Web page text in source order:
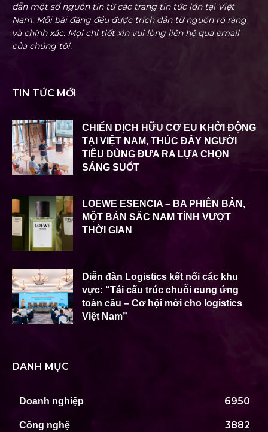
dẫn một số nguồn tin từ các trang tin tức lớn tại Việt
Nam. Mỗi bài đăng đều được trích dẫn từ nguồn rõ ràng
và chính xác. Mọi chi tiết xin vui lòng liên hệ qua email
của chúng tôi.
TIN TỨC MỚI
CHIẾN DỊCH HỮU CƠ EU KHỞI ĐỘNG
TẠI VIỆT NAM, THÚC ĐẨY NGƯỜI
TIÊU DÙNG ĐƯA RA LỰA CHỌN
SÁNG SUỐT
LOEWE ESENCIA – BA PHIÊN BẢN,
MỘT BẢN SẮC NAM TÍNH VƯỢT
THỜI GIAN
Diễn đàn Logistics kết nối các khu
vực: “Tái cấu trúc chuỗi cung ứng
toàn cầu – Cơ hội mới cho logistics
Việt Nam”
DANH MỤC
Doanh nghiệp 6950
Công nghệ 3882